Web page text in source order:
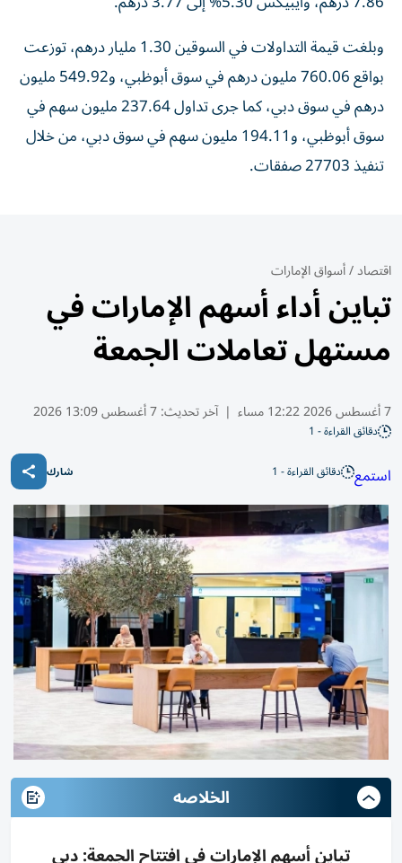
وبلغت قيمة التداولات في السوقين 1.30 مليار درهم، توزعت
بواقع 760.06 مليون درهم في سوق أبوظبي، و549.92 مليون
درهم في سوق دبي، كما جرى تداول 237.64 مليون سهم في
سوق أبوظبي، و194.11 مليون سهم في سوق دبي، من خلال
تنفيذ 27703 صفقات.
اقتصاد/أسواق الإمارات
تباين أداء أسهم الإمارات في
مستهل تعاملات الجمعة
7 أغسطس 2026 12:22 مساء | آخر تحديث:7 أغسطس 13:09 2026
دقائق القراءة - 1
استمع دقائق القراءة - 1 شارك
الخلاصه
تباين أسهم الإمارات في افتتاح الجمعة: دبي